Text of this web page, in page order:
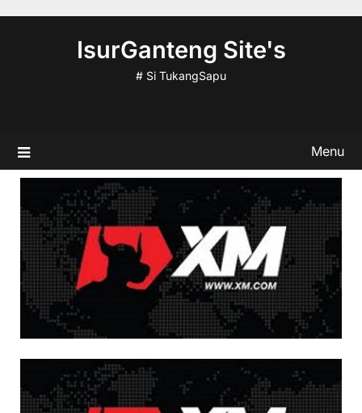
IsurGanteng Site's
# Si TukangSapu
Menu